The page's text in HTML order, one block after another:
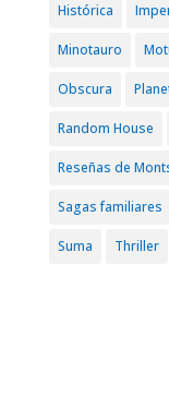
Histórica
Minotauro
Obscura
Random House
Reseñas de
Sagas familiares
Suma Thriller